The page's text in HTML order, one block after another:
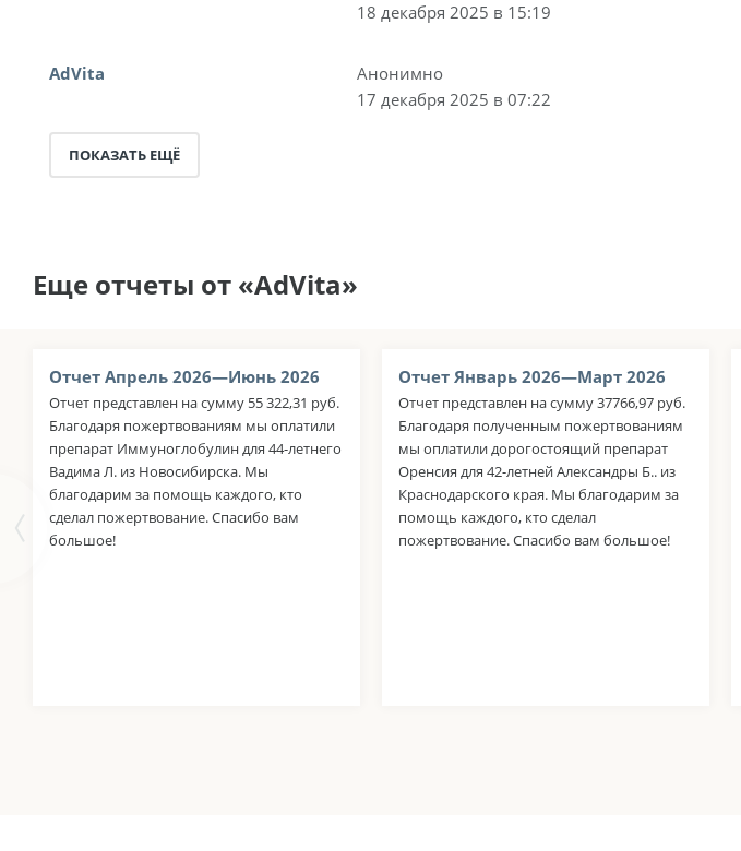
18 декабря 2025 в 15:19
AdVita
Анонимно
17 декабря 2025 в 07:22
ПОКАЗАТЬ ЕЩЁ
Еще отчеты от «AdVita»
Отчет Апрель 2026—Июнь 2026
Отчет представлен на сумму 55 322,31 руб.
Благодаря пожертвованиям мы оплатили
препарат Иммуноглобулин для 44-летнего
Вадима Л. из Новосибирска. Мы
благодарим за помощь каждого, кто
сделал пожертвование. Спасибо вам
большое!
Отчет Январь 2026—Март 2026
Отчет представлен на сумму 37766,97 руб.
Благодаря полученным пожертвованиям
мы оплатили дорогостоящий препарат
Оренсия для 42-летней Александры Б.. из
Краснодарского края. Мы благодарим за
помощь каждого, кто сделал
пожертвование. Спасибо вам большое!